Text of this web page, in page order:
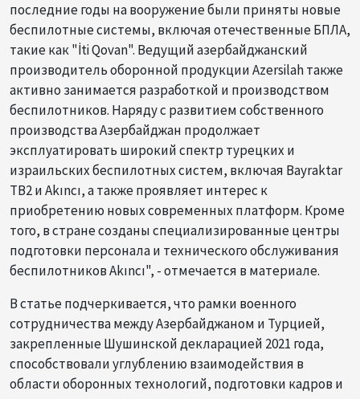
последние годы на вооружение были приняты новые
беспилотные системы, включая отечественные БПЛА,
такие как "İti Qovan". Ведущий азербайджанский
производитель оборонной продукции Azersilah также
активно занимается разработкой и производством
беспилотников. Наряду с развитием собственного
производства Азербайджан продолжает
эксплуатировать широкий спектр турецких и
израильских беспилотных систем, включая Bayraktar
TB2 и Akıncı, а также проявляет интерес к
приобретению новых современных платформ. Кроме
того, в стране созданы специализированные центры
подготовки персонала и технического обслуживания
беспилотников Akıncı", - отмечается в материале.
В статье подчеркивается, что рамки военного
сотрудничества между Азербайджаном и Турцией,
закрепленные Шушинской декларацией 2021 года,
способствовали углублению взаимодействия в
области оборонных технологий, подготовки кадров и